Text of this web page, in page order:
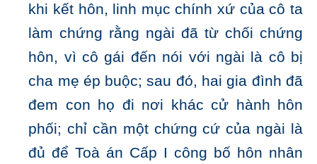
khi kết hôn, linh mục chính xứ của cô ta
làm chứng rằng ngài đã từ chối chứng
hôn, vì cô gái đến nói với ngài là cô bị
cha mẹ ép buộc; sau đó, hai gia đình đã
đem con họ đi nơi khác cử hành hôn
phối; chỉ cần một chứng cứ của ngài là
đủ để Toà án Cấp I công bố hôn nhân